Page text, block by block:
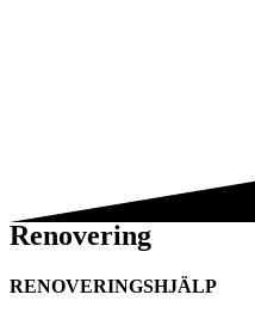
Renovering
RENOVERINGSHJÄLP